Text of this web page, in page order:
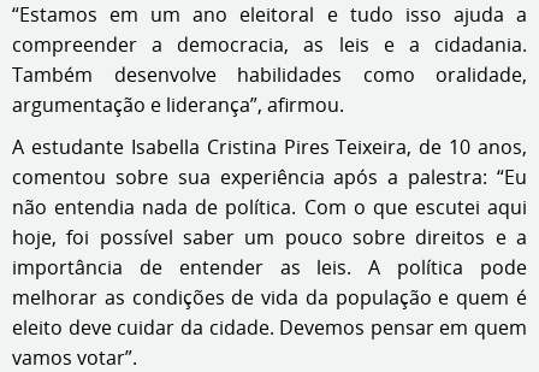
“Estamos em um ano eleitoral e tudo isso ajuda a
compreender a democracia, as leis e a cidadania.
Também desenvolve habilidades como oralidade,
argumentação e liderança”, afirmou.
A estudante Isabella Cristina Pires Teixeira, de 10 anos,
comentou sobre sua experiência após a palestra: “Eu
não entendia nada de política. Com o que escutei aqui
hoje, foi possível saber um pouco sobre direitos e a
importância de entender as leis. A política pode
melhorar as condições de vida da população e quem é
eleito deve cuidar da cidade. Devemos pensar em quem
vamos votar”.